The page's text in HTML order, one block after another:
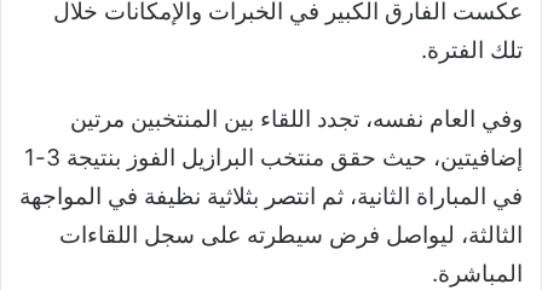
عكست الفارق الكبير في الخبرات والإمكانات خلال
تلك الفترة.
وفي العام نفسه، تجدد اللقاء بين المنتخبين مرتين
إضافيتين، حيث حقق منتخب البرازيل الفوز بنتيجة 3-1
في المباراة الثانية، ثم انتصر بثلاثية نظيفة في المواجهة
الثالثة، ليواصل فرض سيطرته على سجل اللقاءات
المباشرة.